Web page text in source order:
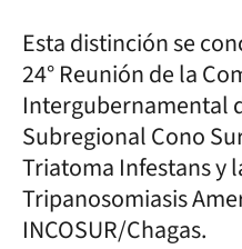
Esta distinción se
24° Reunión de la
Intergubernamental
Subregional Cono
Triatoma Infestans y
Tripanosomiasis
INCOSUR/Chagas.